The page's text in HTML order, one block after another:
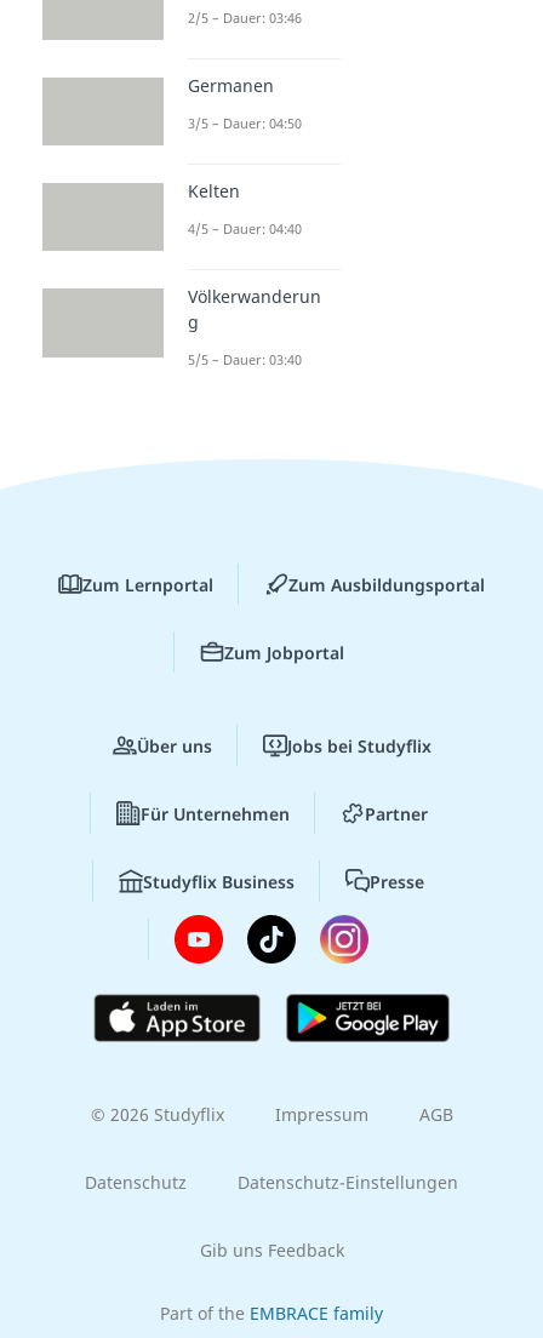
2/5 – Dauer: 03:46
Germanen
3/5 – Dauer: 04:50
Kelten
4/5 – Dauer: 04:40
Völkerwanderun
g
5/5 – Dauer: 03:40
Zum Lernportal Zum Ausbildungsportal
Zum Jobportal
Über uns Jobs bei Studyflix
Für Unternehmen Partner
Studyflix Business Presse
© 2026 Studyflix Impressum AGB
Datenschutz Datenschutz-Einstellungen
Gib uns Feedback
Part of the EMBRACE family